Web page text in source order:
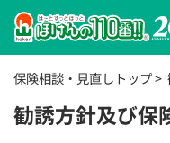
保険相談・見直しトップ
勧誘方針及び保